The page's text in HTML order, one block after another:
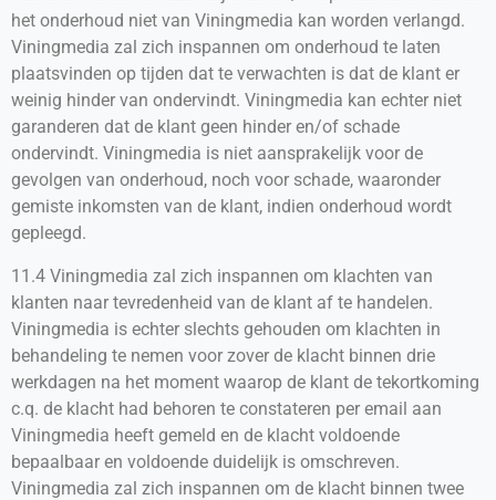
het onderhoud niet van Viningmedia kan worden verlangd.
Viningmedia zal zich inspannen om onderhoud te laten
plaatsvinden op tijden dat te verwachten is dat de klant er
weinig hinder van ondervindt. Viningmedia kan echter niet
garanderen dat de klant geen hinder en/of schade
ondervindt. Viningmedia is niet aansprakelijk voor de
gevolgen van onderhoud, noch voor schade, waaronder
gemiste inkomsten van de klant, indien onderhoud wordt
gepleegd.
11.4 Viningmedia zal zich inspannen om klachten van
klanten naar tevredenheid van de klant af te handelen.
Viningmedia is echter slechts gehouden om klachten in
behandeling te nemen voor zover de klacht binnen drie
werkdagen na het moment waarop de klant de tekortkoming
c.q. de klacht had behoren te constateren per email aan
Viningmedia heeft gemeld en de klacht voldoende
bepaalbaar en voldoende duidelijk is omschreven.
Viningmedia zal zich inspannen om de klacht binnen twee